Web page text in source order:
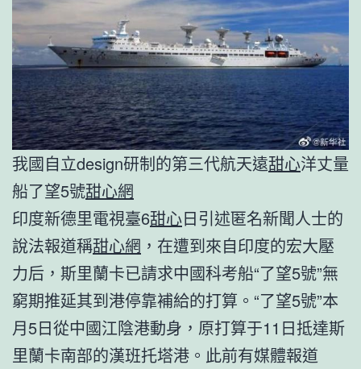
我國自立design研制的第三代航天遠甜心洋丈量
船了望5號甜心網
印度新德里電視臺6甜心日引述匿名新聞人士的
說法報道稱甜心網 ，在遭到來自印度的宏大壓
力后，斯里蘭卡已請求中國科考船“了望5號”無
窮期推延其到港停靠補給的打算。“了望5號”本
月5日從中國江陰港動身，原打算于11日抵達斯
里蘭卡南部的漢班托塔港。此前有媒體報道